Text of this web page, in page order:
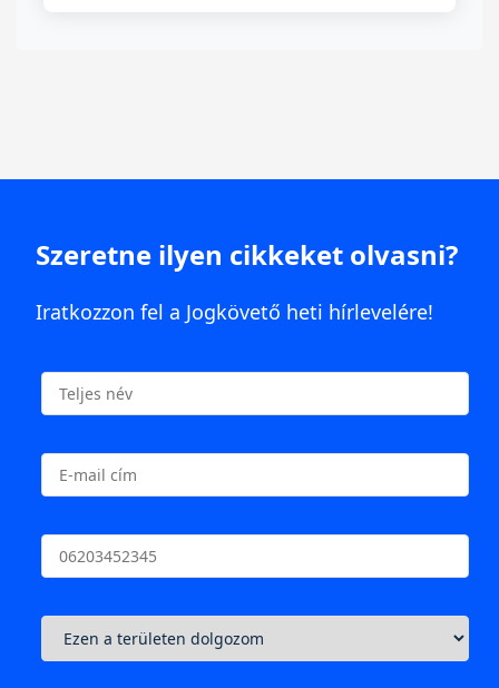
Szeretne ilyen cikkeket olvasni?
Iratkozzon fel a Jogkövető heti hírlevelére!